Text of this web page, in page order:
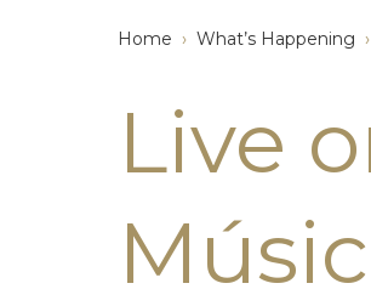
Home › What’s Happening ›
Live